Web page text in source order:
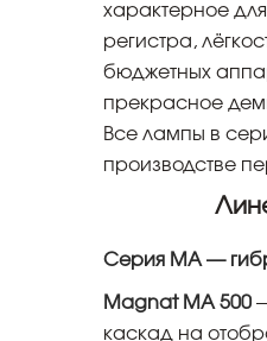
характерное
регистра,
бюджетных
прекрасное
Все лампы в
производстве
Серия MA —
Magnat MA 500
каскад на